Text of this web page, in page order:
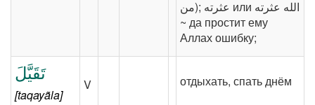
~ да простит ему
Аллах ошибку;
تَقَيَّلَ
[taqayãla]
V отдыхать, спать днём